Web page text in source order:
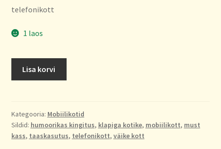
telefonikott
1 laos
ja
punane
kogus
Lisa korvi
Kategooria: Mobiilikotid
Sildid: humoorikas kingitus, klapiga kotike, mobiilikott, must
kass, taaskasutus, telefonikott, väike kott